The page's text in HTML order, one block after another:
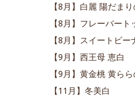
【8月】白麗 陽だま
【8月】フレーバート
【8月】スイートビー
【9月】西王母 恵白
【9月】黄金桃 黄ら
【11月】冬美白